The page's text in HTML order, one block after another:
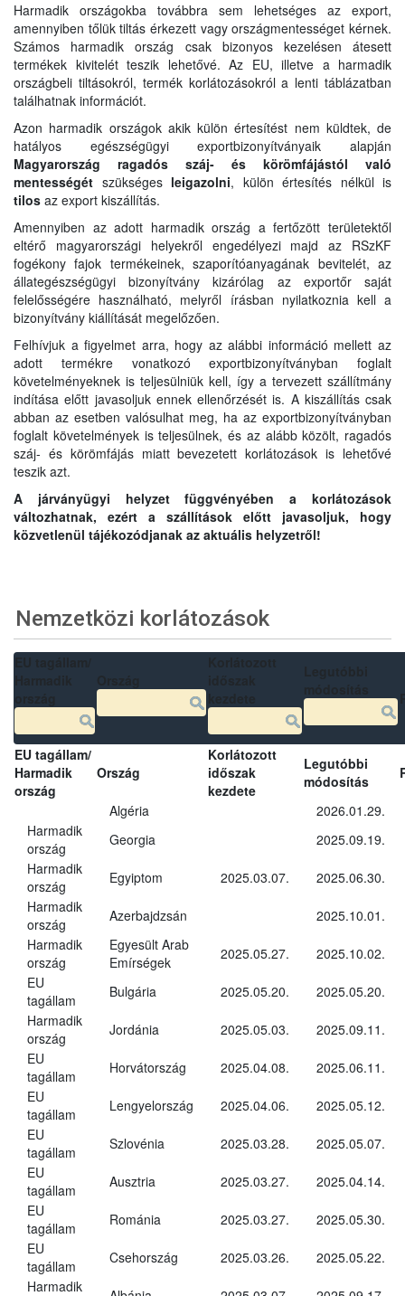
Harmadik országokba továbbra sem lehetséges az export,
amennyiben tőlük tiltás érkezett vagy országmentességet kérnek.
Számos harmadik ország csak bizonyos kezelésen átesett
termékek kivitelét teszik lehetővé. Az EU, illetve a harmadik
országbeli tiltásokról, termék korlátozásokról a lenti táblázatban
találhatnak információt.
Azon harmadik országok akik külön értesítést nem küldtek, de
hatályos egészségügyi exportbizonyítványaik alapján
Magyarország ragadós száj- és körömfájástól való
mentességét szükségesleigazolni, külön értesítés nélkül is
tilos az export kiszállítás.
Amennyiben az adott harmadik ország a fertőzött területektől
eltérő magyarországi helyekről engedélyezi majd az RSzKF
fogékony fajok termékeinek, szaporítóanyagának bevitelét, az
állategészségügyi bizonyítvány kizárólag az exportőr saját
felelősségére használható, melyről írásban nyilatkoznia kell a
bizonyítvány kiállítását megelőzően.
Felhívjuk a figyelmet arra, hogy az alábbi információ mellett az
adott termékre vonatkozó exportbizonyítványban foglalt
követelményeknek is teljesülniük kell, így a tervezett szállítmány
indítása előtt javasoljuk ennek ellenőrzését is. A kiszállítás csak
abban az esetben valósulhat meg, ha az exportbizonyítványban
foglalt követelmények is teljesülnek, és az alább közölt, ragadós
száj- és körömfájás miatt bevezetett korlátozások is lehetővé
teszik azt.
A járványügyi helyzet függvényében a korlátozások
változhatnak, ezért a szállítások előtt javasoljuk, hogy
közvetlenül tájékozódjanak az aktuális helyzetről!
Nemzetközi korlátozások
EU tagállam/
Harmadik
ország
Ország
Korlátozott
időszak
kezdete
Legutóbbi
módosítás
Algéria
2026.01.29.
Harmadik
ország
Georgia
2025.09.19.
Harmadik
ország
Egyiptom 2025.03.07.
2025.06.30.
Harmadik
ország
Azerbajdzsán
2025.10.01.
Harmadik
ország
Egyesült Arab
Emírségek
2025.05.27.
2025.10.02.
EU
tagállam
Bulgária 2025.05.20.
2025.05.20.
Harmadik
ország
Jordánia 2025.05.03.
2025.09.11.
EU
tagállam
Horvátország 2025.04.08.
2025.06.11.
EU
tagállam
Lengyelország 2025.04.06.
2025.05.12.
EU
tagállam
Szlovénia 2025.03.28.
2025.05.07.
EU
tagállam
Ausztria 2025.03.27.
2025.04.14.
EU
tagállam
Románia 2025.03.27.
2025.05.30.
EU
tagállam
Csehország 2025.03.26.
2025.05.22.
Harmadik